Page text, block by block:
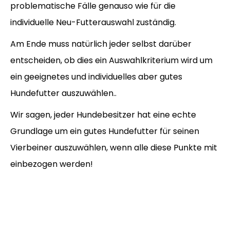
problematische Fälle genauso wie für die
individuelle Neu-Futterauswahl zuständig.
Am Ende muss natürlich jeder selbst darüber
entscheiden, ob dies ein Auswahlkriterium wird um
ein geeignetes und individuelles aber gutes
Hundefutter auszuwählen..
Wir sagen, jeder Hundebesitzer hat eine echte
Grundlage um ein gutes Hundefutter für seinen
Vierbeiner auszuwählen, wenn alle diese Punkte mit
einbezogen werden!